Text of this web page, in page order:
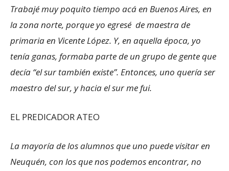
Trabajé muy poquito tiempo acá en Buenos Aires, en
la zona norte, porque yo egresé de maestra de
primaria en Vicente López. Y, en aquella época, yo
tenía ganas, formaba parte de un grupo de gente que
decía “el sur también existe”. Entonces, uno quería ser
maestro del sur, y hacia el sur me fui.
EL PREDICADOR ATEO
La mayoría de los alumnos que uno puede visitar en
Neuquén, con los que nos podemos encontrar, no